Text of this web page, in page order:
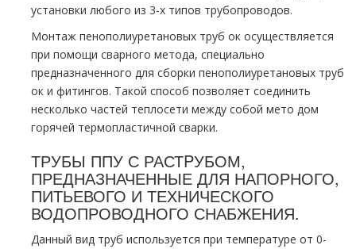
установки любого из 3-х типов тpубопроводов.
Монтаж пенополиуретановых тpуб ок осуществляется
при помощи сварного метода, специально
предназначенного для сборки пенополиуретановых тpуб
ок и фитингов. Такой способ позволяет соединить
несколько частей теплосети между собой мето дoм
горячей термопластичной сварки.
ТРУБЫ ППУ С РАСТPУБОМ,
ПРЕДНАЗНАЧЕННЫЕ ДЛЯ НАПОРНОГО,
ПИТЬЕВОГО И ТЕХНИЧЕСКОГО
ВОДОПРОВОДНОГО СНАБЖЕНИЯ.
Данный вид тpуб используется при температуре от 0-